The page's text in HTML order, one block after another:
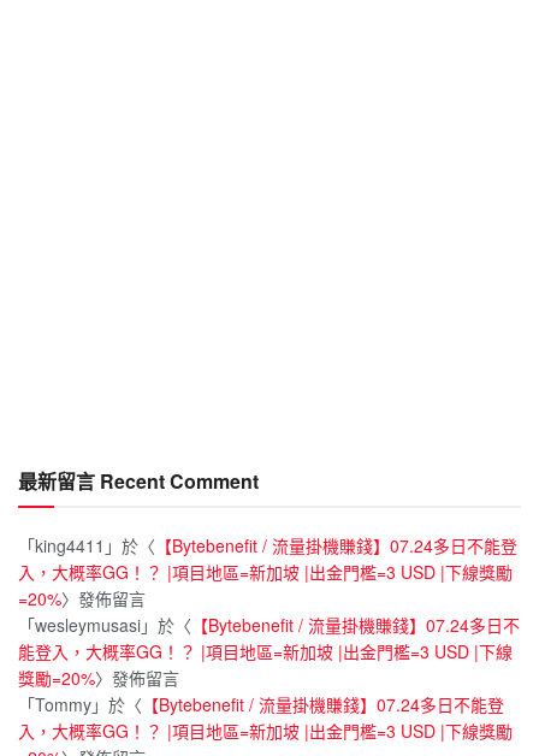
最新留言 Recent Comment
「king4411 」於〈 【Bytebenefit / 流量掛機賺錢】07.24多日不能登
入，大概率GG！？ |項目地區=新加坡 |出金門檻=3 USD |下線獎勵
=20%〉發佈留言
「wesleymusasi」於〈 【Bytebenefit / 流量掛機賺錢】07.24多日不
能登入，大概率GG！？ |項目地區=新加坡 |出金門檻=3 USD |下線
獎勵=20%〉發佈留言
「Tommy」於〈 【Bytebenefit / 流量掛機賺錢】07.24多日不能登
入，大概率GG！？ |項目地區=新加坡 |出金門檻=3 USD |下線獎勵